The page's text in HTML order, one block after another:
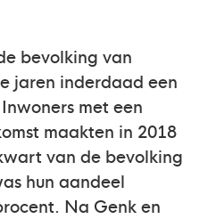
bevolking van
jaren inderdaad een
met een
maakten in 2018
van de bevolking
hun aandeel
Na Genk en